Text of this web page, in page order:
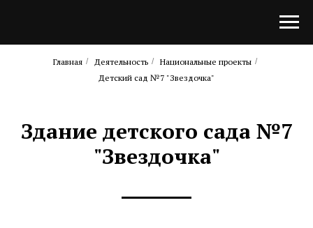
Главная / Деятельность / Национальные проекты /
Детский сад №7 "Звездочка"
Здание детского сада №7
"Звездочка"